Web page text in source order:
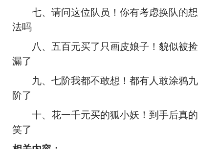
七、请问这位队员！你有考虑换队的想
法吗
八、五百元买了只画皮娘子！貌似被捡
漏了
九、七阶我都不敢想！都有人敢涂鸦九
阶了
十、花一千元买的狐小妖！到手后真的
笑了